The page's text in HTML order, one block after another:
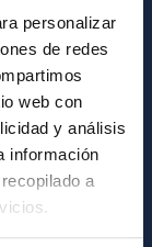
personalizar
de redes
web con
y análisis
información
a